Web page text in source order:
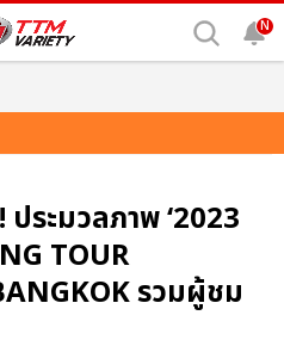
N
ระมวลภาพ ‘2023
TOUR
รวมผู้ชม